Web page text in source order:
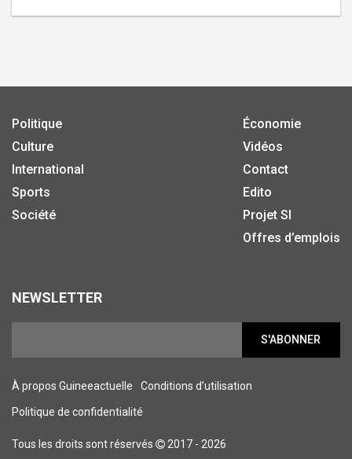
Politique
Culture
International
Sports
Société
Économie
Vidéos
Contact
Edito
Projet SI
Offres d’emplois
NEWSLETTER
S'ABONNER
À propos Guineeactuelle Conditions d’utilisation
Politique de confidentialité
Tous les droits sont réservés 2017 - 2026